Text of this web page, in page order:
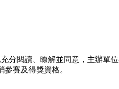
分閱讀、瞭解並同意，主辦單
賽及得獎資格。